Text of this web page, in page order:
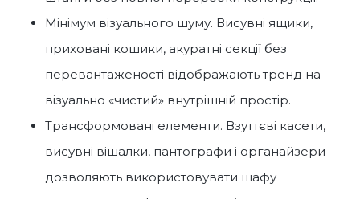
Мінімум візуального шуму. Висувні ящики,
приховані кошики, акуратні секції без
перевантаженості відображають тренд на
візуально «чистий» внутрішній простір.
Трансформовані елементи. Взуттєві касети,
висувні вішалки, пантографи і органайзери
дозволяють використовувати шафу